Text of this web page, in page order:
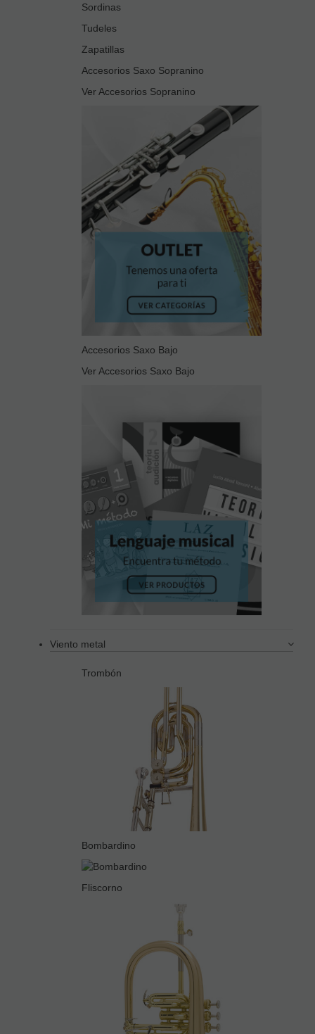
Sordinas
Tudeles
Zapatillas
Accesorios Saxo Sopranino
Ver Accesorios Sopranino
Accesorios Saxo Bajo
Ver Accesorios Saxo Bajo
Viento metal
Trombón
Bombardino
Fliscorno